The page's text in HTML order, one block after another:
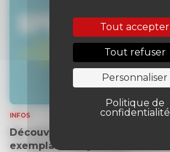
Tout accepter
Tout refuser
Personnaliser
Politique de
confidentialité
INFOS
Découvrez gratuitement un
exemplaire du journal !